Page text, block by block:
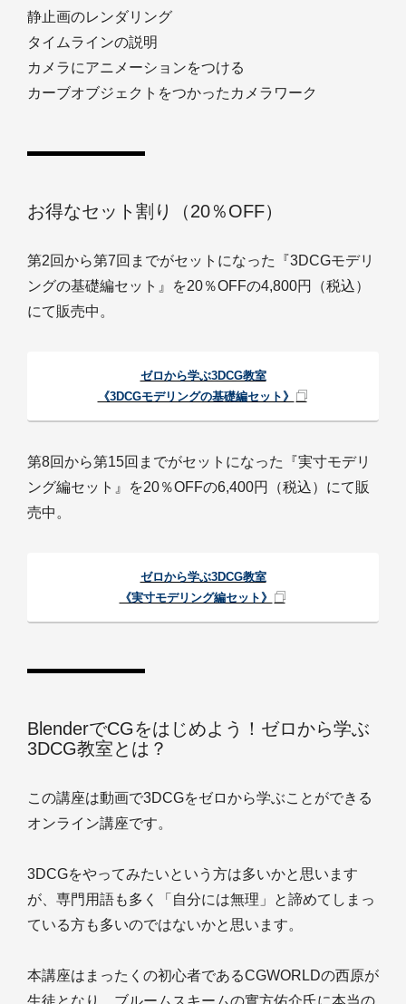
静止画のレンダリング
タイムラインの説明
カメラにアニメーションをつける
カーブオブジェクトをつかったカメラワーク
お得なセット割り（20％OFF）
第2回から第7回までがセットになった『3DCGモデリ
ングの基礎編セット』を20％OFFの4,800円（税込）
にて販売中。
ゼロから学ぶ3DCG教室
《3DCGモデリングの基礎編セット》
第8回から第15回までがセットになった『実寸モデリ
ング編セット』を20％OFFの6,400円（税込）にて販
売中。
ゼロから学ぶ3DCG教室
《実寸モデリング編セット》
BlenderでCGをはじめよう！ゼロから学ぶ
3DCG教室とは？
この講座は動画で3DCGをゼロから学ぶことができる
オンライン講座です。
3DCGをやってみたいという方は多いかと思います
が、専門用語も多く「自分には無理」と諦めてしまっ
ている方も多いのではないかと思います。
本講座はまったくの初心者であるCGWORLDの西原が
生徒となり、ブルームスキームの實方佑介氏に本当の